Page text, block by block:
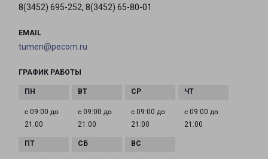
8(3452) 695-252, 8(3452) 65-80-01
EMAIL
tumen@pecom.ru
ГРАФИК РАБОТЫ
с 09:00 до
21:00
с 09:00 до
21:00
с 09:00 до
21:00
с 09:00 до
21:00